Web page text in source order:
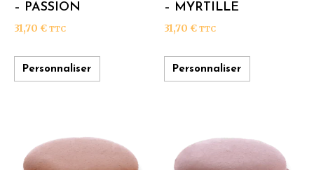
– PASSION
31,70 € TTC
Personnaliser
– MYRTILLE
31,70 € TTC
Personnaliser